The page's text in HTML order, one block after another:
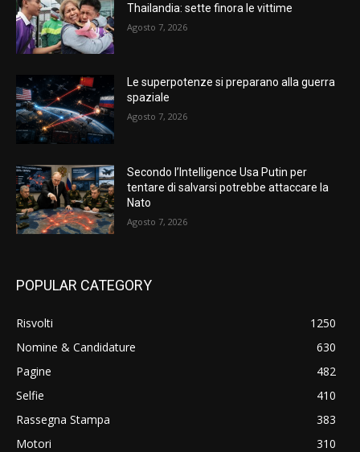
Thailandia: sette finora le vittime
Agosto 7, 2026
Le superpotenze si preparano alla guerra
spaziale
Agosto 7, 2026
Secondo l’Intelligence Usa Putin per
tentare di salvarsi potrebbe attaccare la
Nato
Agosto 7, 2026
POPULAR CATEGORY
Risvolti
1250
Nomine & Candidature
630
Pagine
482
Selfie
410
Rassegna Stampa
383
Motori
310